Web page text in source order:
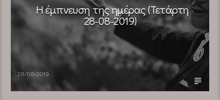
Η έμπνευση της ημέρας (Τετάρτη
28-08-2019)
28/08/2019